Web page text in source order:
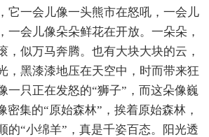
它一会儿像一头熊市在怒吼，一会儿
一会儿像朵朵鲜花在开放。一朵朵，
，似万马奔腾。也有大块大块的云，
，黑漆漆地压在天空中，时而带来狂
一只正在发怒的“狮子”，而这朵像巍
密集的“原始森林”，挨着原始森林，
的“小绵羊”，真是千姿百态。阳光透